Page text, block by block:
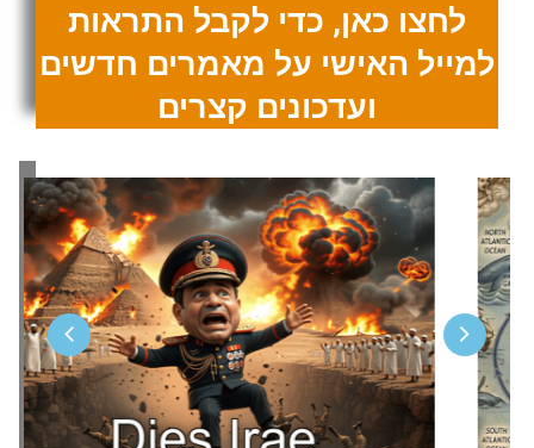
לחצו כאן, כדי לקבל התראות
למייל האישי על מאמרים חדשים
ועדכונים קצרים